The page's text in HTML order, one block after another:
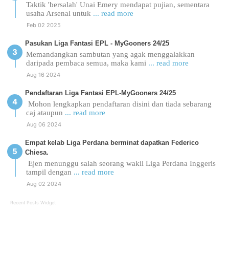
Taktik 'bersalah' Unai Emery mendapat pujian, sementara
usaha Arsenal untuk ... read more
Feb 02 2025
Pasukan Liga Fantasi EPL - MyGooners 24/25
Memandangkan sambutan yang agak menggalakkan
daripada pembaca semua, maka kami ... read more
Aug 16 2024
Pendaftaran Liga Fantasi EPL-MyGooners 24/25
Mohon lengkapkan pendaftaran disini dan tiada sebarang
caj ataupun ... read more
Aug 06 2024
Empat kelab Liga Perdana berminat dapatkan Federico
Chiesa.
Ejen menunggu salah seorang wakil Liga Perdana Inggeris
tampil dengan ... read more
Aug 02 2024
Recent Posts Widget